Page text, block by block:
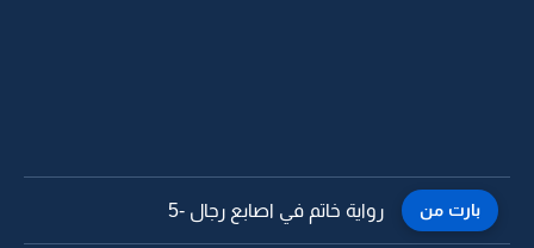
بارت من رواية خاتم في اصابع رجال -4